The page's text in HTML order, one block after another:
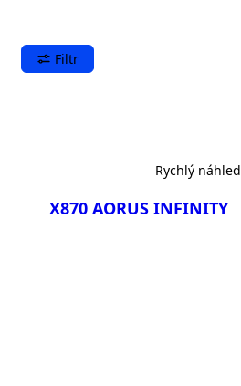
Filtr
Rychlý náhled
X870 AORUS INFINITY